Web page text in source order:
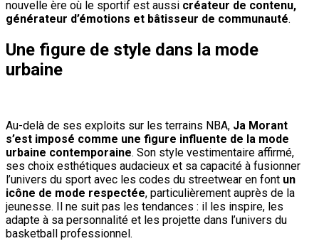
nouvelle ère où le sportif est aussi créateur de contenu,
générateur d’émotions et bâtisseur de communauté.
Une figure de style dans la mode
urbaine
Au-delà de ses exploits sur les terrains NBA, Ja Morant
s’est imposé comme une figure influente de la mode
urbaine contemporaine. Son style vestimentaire affirmé,
ses choix esthétiques audacieux et sa capacité à fusionner
l’univers du sport avec les codes du streetwear en font un
icône de mode respectée, particulièrement auprès de la
jeunesse. Il ne suit pas les tendances : il les inspire, les
adapte à sa personnalité et les projette dans l’univers du
basketball professionnel.